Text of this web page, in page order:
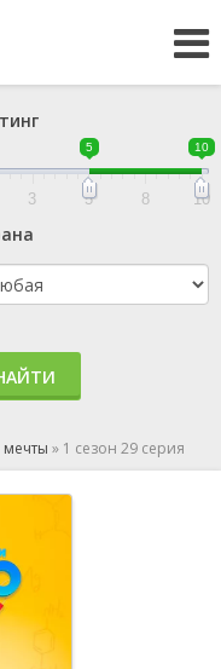
5 10
3 5 8 10
» 1 сезон 29 серия